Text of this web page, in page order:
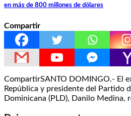
en más de 800 millones de dólares
Compartir
CompartirSANTO DOMINGO.- El
República y presidente del Partido
Dominicana (PLD), Danilo Medina,